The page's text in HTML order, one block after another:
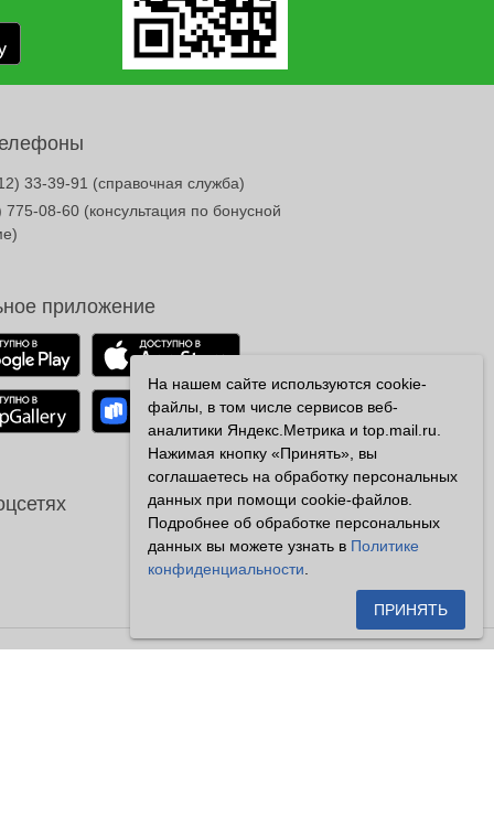
33-39-91 (справочная служба)
08-60 (консультация по бонусной
приложение
На нашем сайте используются cookie-
файлы, в том числе сервисов веб-
аналитики Яндекс.Метрика и top.mail.ru.
Нажимая кнопку «Принять», вы
соглашаетесь на обработку персональных
данных при помощи cookie-файлов.
Подробнее об обработке персональных
данных вы можете узнать в Политике
конфиденциальности
ПРИНЯТЬ